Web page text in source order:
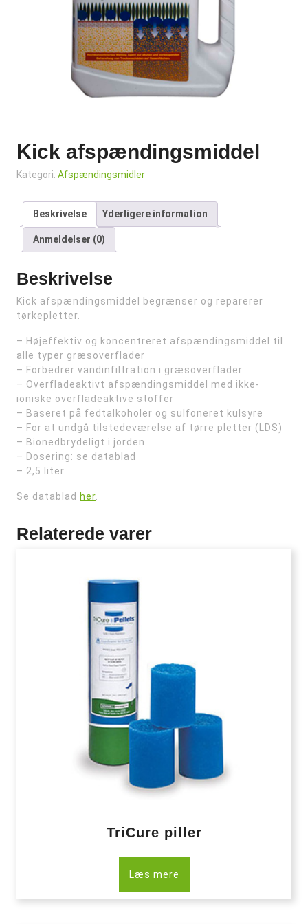
Kick afspændingsmiddel
Kategori: Afspændingsmidler
Beskrivelse Yderligere information
Anmeldelser (0)
Beskrivelse
Kick afspændingsmiddel begrænser og reparerer
tørkepletter.
– Højeffektiv og koncentreret afspændingsmiddel til
alle typer græsoverflader
– Forbedrer vandinfiltration i græsoverflader
– Overfladeaktivt afspændingsmiddel med ikke-
ioniske overfladeaktive stoffer
– Baseret på fedtalkoholer og sulfoneret kulsyre
– For at undgå tilstedeværelse af tørre pletter (LDS)
– Bionedbrydeligt i jorden
– Dosering: se datablad
– 2,5 liter
Se datablad her
Relaterede varer
TriCure piller
Læs mere